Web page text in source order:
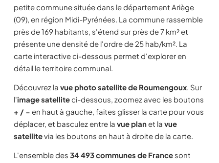
petite commune située dans le département Ariège
(09), en région Midi-Pyrénées. La commune rassemble
près de 169 habitants, s'étend sur près de 7 km² et
présente une densité de l'ordre de 25 hab/km². La
carte interactive ci-dessous permet d'explorer en
détail le territoire communal.
Découvrez la vue photo satellite de Roumengoux. Sur
l'image satelliteci-dessous, zoomez avec les boutons
+ / − en haut à gauche, faites glisser la carte pour vous
déplacer, et basculez entre la vue planet la vue
satellitevia les boutons en haut à droite de la carte.
L'ensemble des 34 493 communes de France sont